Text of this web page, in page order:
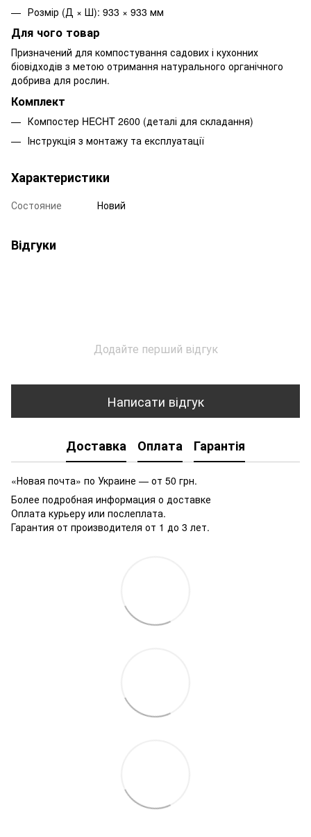
Розмір (Д × Ш): 933 × 933 мм
Для чого товар
Призначений для компостування садових і кухонних
біовідходів з метою отримання натурального органічного
добрива для рослин.
Комплект
Компостер HECHT 2600 (деталі для складання)
Інструкція з монтажу та експлуатації
Характеристики
Состояние Новий
Відгуки
Додайте перший відгук
Написати відгук
Доставка Оплата Гарантія
«Новая почта» по Украине — от 50 грн.
Более подробная информация о доставке
Оплата курьеру или послеплата.
Гарантия от производителя от 1 до 3 лет.